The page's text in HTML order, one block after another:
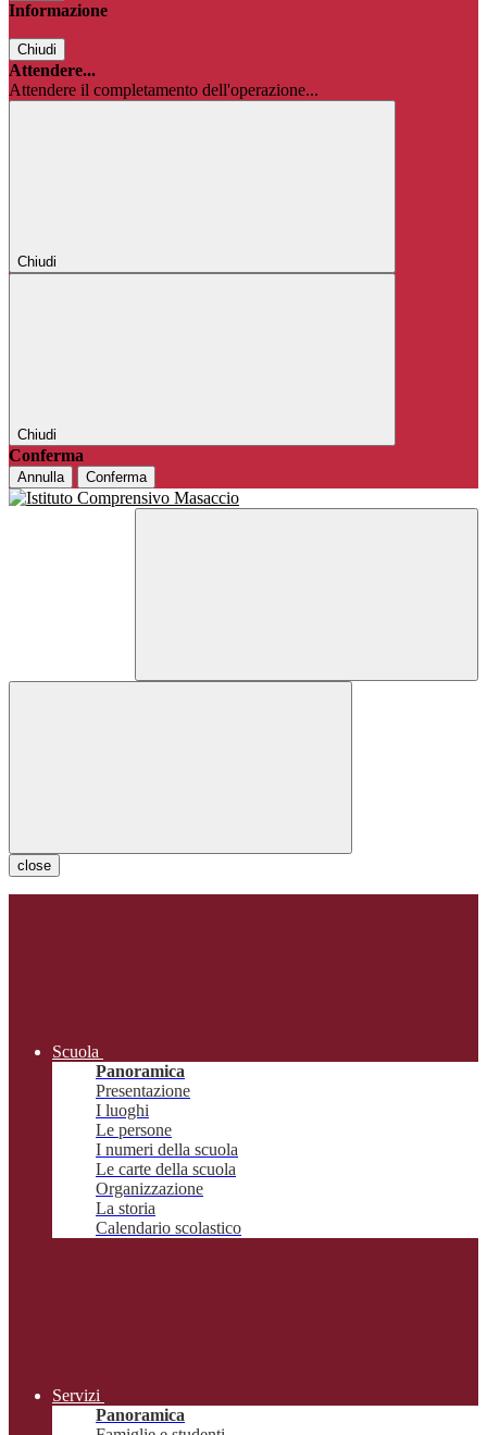
Informazione
Chiudi
Attendere...
Attendere il completamento dell'operazione...
Chiudi
Chiudi
Conferma
Annulla Conferma
close
Scuola
Panoramica
Presentazione
I luoghi
Le persone
I numeri della scuola
Le carte della scuola
Organizzazione
La storia
Calendario scolastico
Servizi
Panoramica